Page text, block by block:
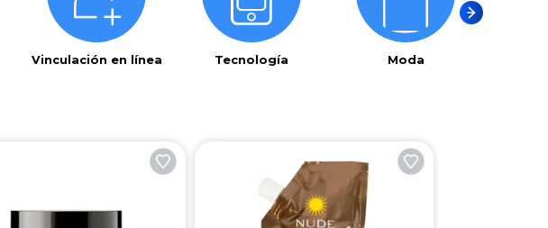
Vinculación en línea Tecnología Moda